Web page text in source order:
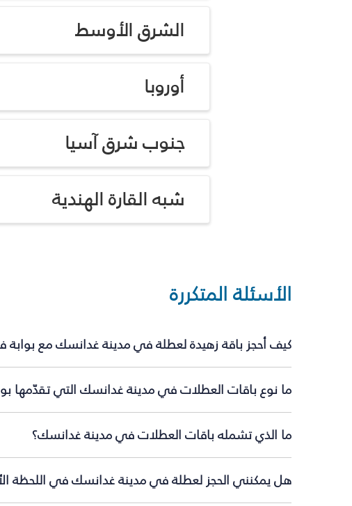
الشرق الأوسط
أوروبا
جنوب شرق آسيا
شبه القارة الهندية
الأسئلة المتكررة
كيف أحجز باقة زهيدة لعطلة في مدينة غدانسك مع بوابة
ما نوع باقات العطلات في مدينة غدانسك التي تقدّمها
ما الذي تشمله باقات العطلات في مدينة غدانسك؟
هل يمكنني الحجز لعطلة في مدينة غدانسك في اللحظة